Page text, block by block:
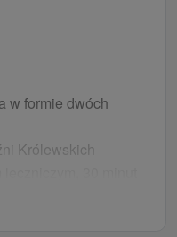
w formie dwóch
Królewskich
do Spa &